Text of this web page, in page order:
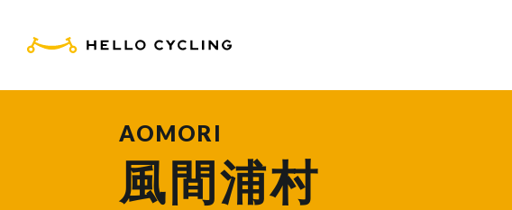
AOMORI
風間浦村